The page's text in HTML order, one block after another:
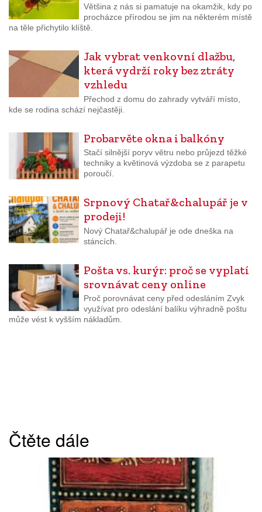
Většina z nás si pamatuje na okamžik, kdy po
procházce přírodou se jim na některém místě
na těle přichytilo klíště.
Jak vybrat venkovní dlažbu,
která vydrží roky bez ztráty
vzhledu
Přechod z domu do zahrady vytváří místo,
kde se rodina schází nejčastěji.
Probarvěte okna i balkóny
Stačí silnější poryv větru nebo průjezd těžké
techniky a květinová výzdoba se z parapetu
poroučí.
Srpnový Chatař&chalupář je v
prodeji!
Nový Chatař&chalupář je ode dneška na
stáncích.
Pošta vs. kurýr: proč se vyplatí
srovnávat ceny online
Proč porovnávat ceny před odesláním Zvyk
využívat pro odeslání balíku výhradně poštu
může vést k vyšším nákladům.
Čtěte dále